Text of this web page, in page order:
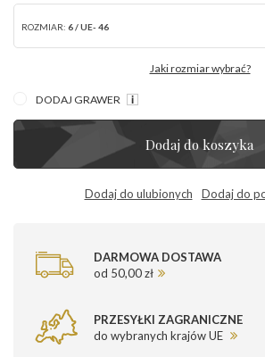
ROZMIAR: 6 / UE- 46
Jaki rozmiar wybrać?
DODAJ GRAWER
Dodaj do koszyka
Dodaj do ulubionych Dodaj do
DARMOWA DOSTAWA
od 50,00 zł
PRZESYŁKI ZAGRANICZNE
do wybranych krajów UE